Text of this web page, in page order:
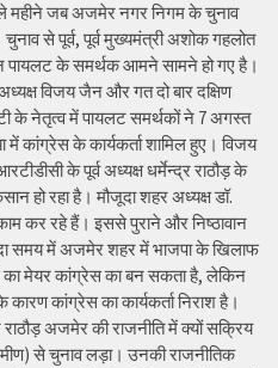
महीने जब अजमेर नगर निगम के चुनाव
से पूर्व, पूर्व मुख्यमंत्री अशोक गहलोत
पायलट के समर्थक आमने सामने हो गए है।
विजय जैन और गत दो बार दक्षिण
के नेतृत्व में पायलट समर्थकों ने 7 अगस्त
कांग्रेस के कार्यकर्ता शामिल हुए। विजय
के पूर्व अध्यक्ष धर्मेन्द्र राठौड़ के
रहा है। मौजूदा शहर अध्यक्ष डॉ.
कर रहे हैं। इससे पुराने और निष्ठावान
समय में अजमेर शहर में भाजपा के खिलाफ
का मेयर कांग्रेस का बन सकता है, लेकिन
कारण कांग्रेस का कार्यकर्ता निराश है।
अजमेर की राजनीति में क्यों सक्रिय
से चुनाव लड़ा। उनकी राजनीतिक